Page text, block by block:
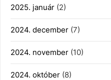
2025. január (2)
2024. december (7)
2024. november (10)
2024. október (8)